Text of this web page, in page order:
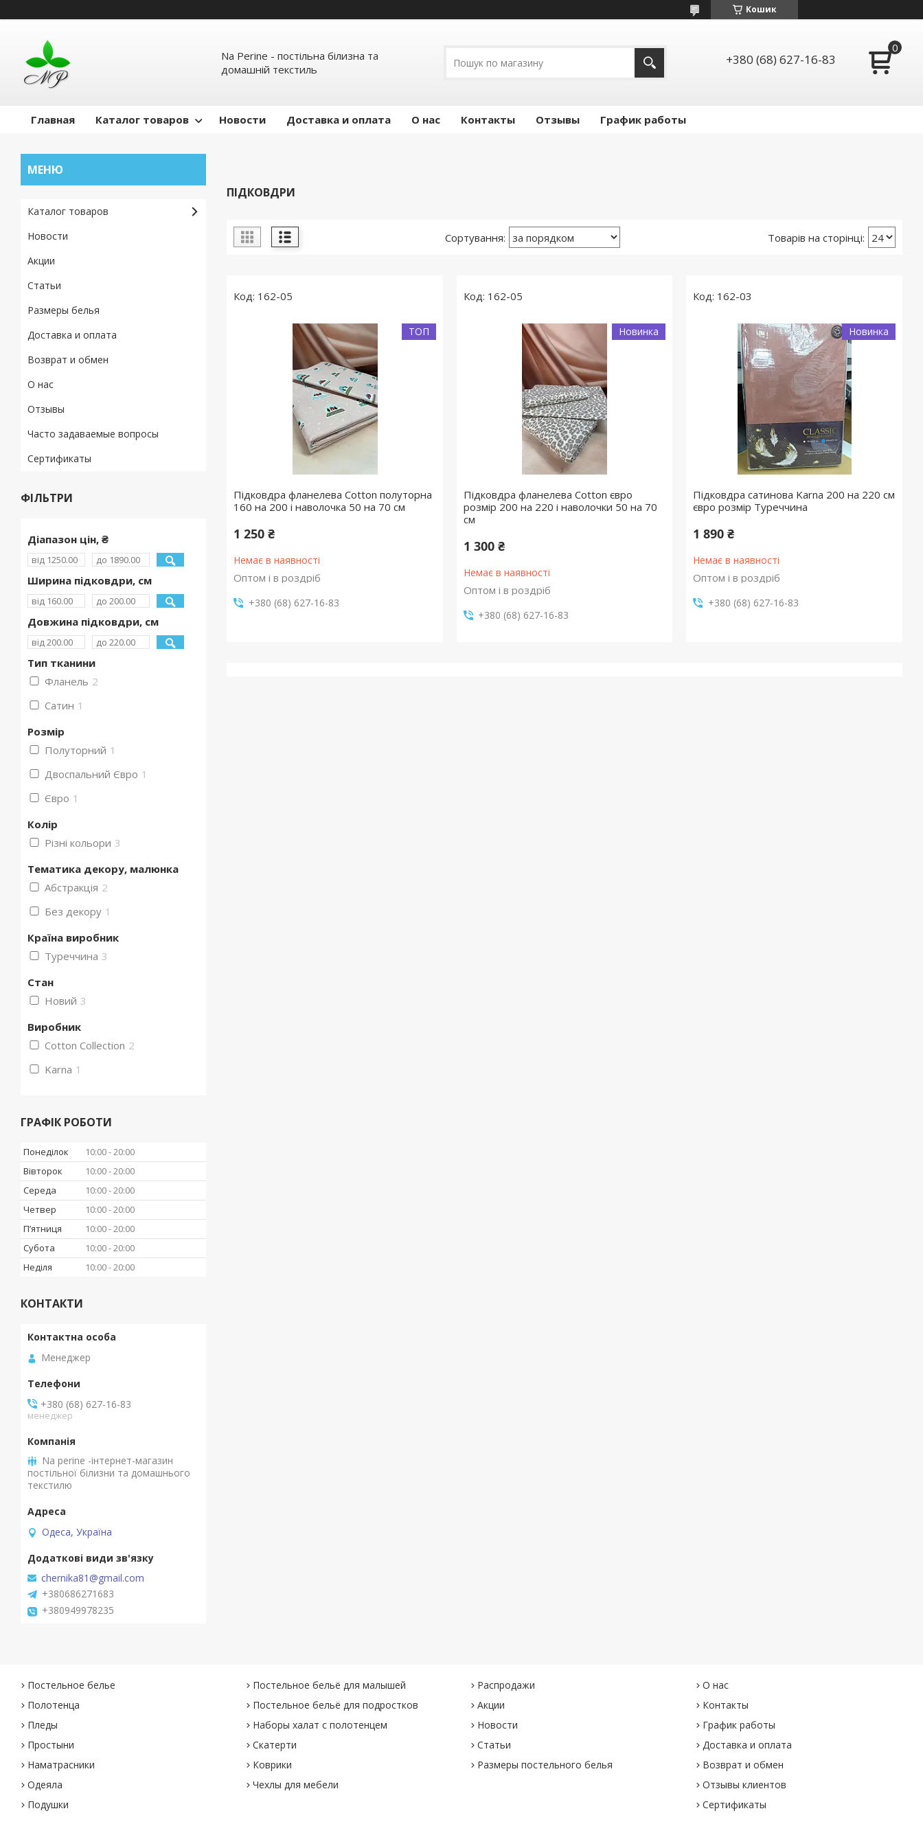
Кошик
Na Perine - постільна білизна та
домашній текстиль
+380 (68) 627-16-83
Главная Каталог товаров Новости Доставка и оплата О нас Контакты Отзывы График работы
ПІДКОВДРИ
162-05
ТОП
Підковдра фланелева Cotton полуторна
160 на 200 і наволочка 50 на 70 см
1 250 ₴
Немає в наявності
Оптом і в роздріб
+380 (68) 627-16-83
162-05
Новинка
Підковдра фланелева Cotton євро
розмір 200 на 220 і наволочки 50 на 70
см
1 300 ₴
Немає в наявності
Оптом і в роздріб
+380 (68) 627-16-83
162-03
Новинка
Підковдра сатинова Karna 200 на 220 см
євро розмір Туреччина
1 890 ₴
Немає в наявності
Оптом і в роздріб
+380 (68) 627-16-83
Каталог товаров
Новости
Акции
Статьи
Размеры белья
Доставка и оплата
Возврат и обмен
О нас
Отзывы
Часто задаваемые вопросы
Сертификаты
ФІЛЬТРИ
Діапазон цін, ₴
Ширина підковдри, см
Довжина підковдри, см
Тип тканини
Фланель 2
Сатин 1
Розмір
Полуторний 1
Двоспальний Євро 1
Євро 1
Колір
Різні кольори 3
Тематика декору, малюнка
Абстракція 2
Без декору 1
Країна виробник
Туреччина 3
Стан
Новий 3
Виробник
Cotton Collection 2
Karna 1
ГРАФІК РОБОТИ
Понеділок 10:00 20:00
Вівторок
10:00 20:00
Середа
10:00 20:00
Четвер
10:00 20:00
Пʼятниця
10:00 20:00
Субота
10:00 20:00
Неділя
10:00 20:00
КОНТАКТИ
Менеджер
+380 (68) 627-16-83
менеджер
Na perine -інтернет-магазин
постільної білизни та домашнього
текстилю
Одеса, Україна
chernika81@gmail.com
+380686271683
+380949978235
Постельное белье
Полотенца
Пледы
Простыни
Наматрасники
Одеяла
Подушки
Постельное бельё для малышей
Постельное бельё для подростков
Наборы халат с полотенцем
Скатерти
Коврики
Чехлы для мебели
Распродажи
Акции
Новости
Статьи
Размеры постельного белья
О нас
Контакты
График работы
Доставка и оплата
Возврат и обмен
Отзывы клиентов
Сертификаты